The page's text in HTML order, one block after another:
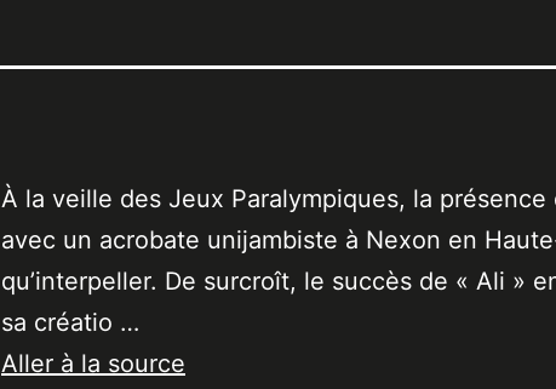
À la veille des Jeux Paralympiques, la présence
avec un acrobate unijambiste à Nexon en
qu’interpeller. De surcroît, le succès de « Ali »
sa créatio …
Aller à la source